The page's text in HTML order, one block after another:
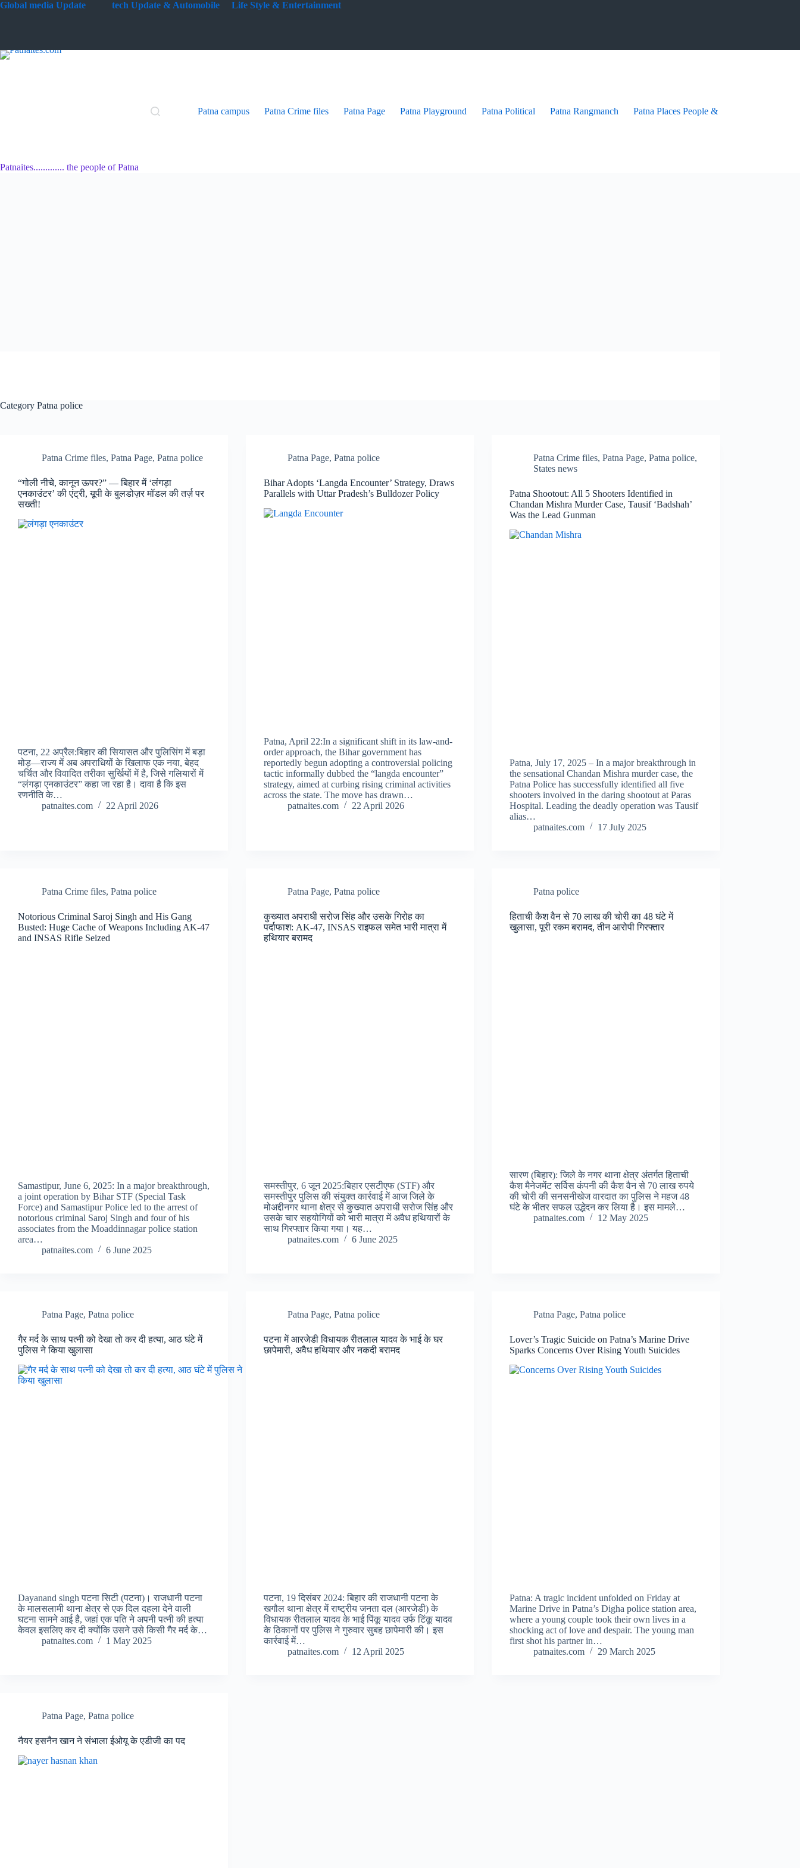
Skip
Global media Update tech Update & Automobile Life Style & Entertainment
Patnaites............. the people of Patna
Patna campus Patna Crime files Patna Page Patna Playground Patna Political Patna Rangmanch Patna Places People & festives
Category Patna police
Patna Crime files, Patna Page, Patna police
“गोली नीचे, कानून ऊपर?” — बिहार में ‘लंगड़ा
एनकाउंटर’ की एंट्री, यूपी के बुलडोज़र मॉडल की तर्ज़ पर
सख्ती!
पटना, 22 अप्रैल:बिहार की सियासत और पुलिसिंग में बड़ा
मोड़—राज्य में अब अपराधियों के खिलाफ एक नया, बेहद
चर्चित और विवादित तरीका सुर्खियों में है, जिसे गलियारों में
“लंगड़ा एनकाउंटर” कहा जा रहा है। दावा है कि इस
रणनीति के…
patnaites.com
22 April 2026
Patna Page,Patna police
Bihar Adopts ‘Langda Encounter’ Strategy, Draws
Parallels with Uttar Pradesh’s Bulldozer Policy
Patna, April 22:In a significant shift in its law-and-
order approach, the Bihar government has
reportedly begun adopting a controversial policing
tactic informally dubbed the “langda encounter”
strategy, aimed at curbing rising criminal activities
across the state. The move has drawn…
patnaites.com
22 April 2026
Patna Crime files,Patna Page,Patna police,
States news
Patna Shootout: All 5 Shooters Identified in
Chandan Mishra Murder Case, Tausif ‘Badshah’
Was the Lead Gunman
Patna, July 17, 2025 – In a major breakthrough in
the sensational Chandan Mishra murder case, the
Patna Police has successfully identified all five
shooters involved in the daring shootout at Paras
Hospital. Leading the deadly operation was Tausif
alias…
patnaites.com
17 July 2025
Patna Crime files, Patna police
Notorious Criminal Saroj Singh and His Gang
Busted: Huge Cache of Weapons Including AK-47
and INSAS Rifle Seized
Samastipur, June 6, 2025: In a major breakthrough,
a joint operation by Bihar STF (Special Task
Force) and Samastipur Police led to the arrest of
notorious criminal Saroj Singh and four of his
associates from the Moaddinnagar police station
area…
patnaites.com
6 June 2025
Patna Page,Patna police
कुख्यात अपराधी सरोज सिंह और उसके गिरोह का
पर्दाफाश: AK-47, INSAS राइफल समेत भारी मात्रा में
हथियार बरामद
समस्तीपुर, 6 जून 2025:बिहार एसटीएफ (STF) और
समस्तीपुर पुलिस की संयुक्त कार्रवाई में आज जिले के
मोअद्दीनगर थाना क्षेत्र से कुख्यात अपराधी सरोज सिंह और
उसके चार सहयोगियों को भारी मात्रा में अवैध हथियारों के
साथ गिरफ्तार किया गया। यह…
patnaites.com
6 June 2025
Patna police
हिताची कैश वैन से 70 लाख की चोरी का 48 घंटे में
खुलासा, पूरी रकम बरामद, तीन आरोपी गिरफ्तार
सारण (बिहार): जिले के नगर थाना क्षेत्र अंतर्गत हिताची
कैश मैनेजमेंट सर्विस कंपनी की कैश वैन से 70 लाख रुपये
की चोरी की सनसनीखेज वारदात का पुलिस ने महज 48
घंटे के भीतर सफल उद्भेदन कर लिया है। इस मामले…
patnaites.com
12 May 2025
Patna Page, Patna police
गैर मर्द के साथ पत्नी को देखा तो कर दी हत्या, आठ घंटे में
पुलिस ने किया खुलासा
Dayanand singh पटना सिटी (पटना)। राजधानी पटना
के मालसलामी थाना क्षेत्र से एक दिल दहला देने वाली
घटना सामने आई है, जहां एक पति ने अपनी पत्नी की हत्या
केवल इसलिए कर दी क्योंकि उसने उसे किसी गैर मर्द के…
patnaites.com
1 May 2025
Patna Page,Patna police
पटना में आरजेडी विधायक रीतलाल यादव के भाई के घर
छापेमारी, अवैध हथियार और नकदी बरामद​
पटना, 19 दिसंबर 2024: बिहार की राजधानी पटना के
खगौल थाना क्षेत्र में राष्ट्रीय जनता दल (आरजेडी) के
विधायक रीतलाल यादव के भाई पिंकू यादव उर्फ टिंकू यादव
के ठिकानों पर पुलिस ने गुरुवार सुबह छापेमारी की। इस
कार्रवाई में…
patnaites.com
12 April 2025
Patna Page,Patna police
Lover’s Tragic Suicide on Patna’s Marine Drive
Sparks Concerns Over Rising Youth Suicides
Patna: A tragic incident unfolded on Friday at
Marine Drive in Patna’s Digha police station area,
where a young couple took their own lives in a
shocking act of love and despair. The young man
first shot his partner in…
patnaites.com
29 March 2025
Patna Page, Patna police
नैयर हसनैन खान ने संभाला ईओयू के एडीजी का पद